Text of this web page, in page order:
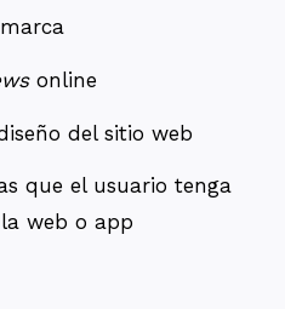
online
del sitio web
que el usuario tenga
web o app